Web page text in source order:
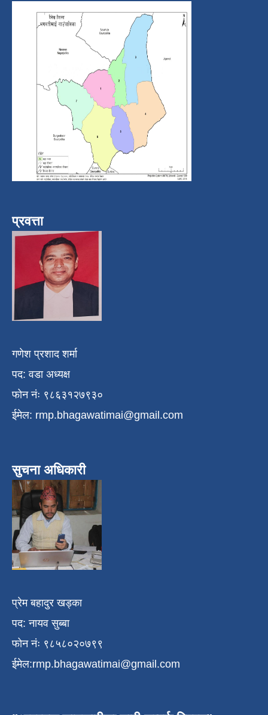
प्रवत्ता
गणेश प्रशाद शर्मा
पद: वडा अध्यक्ष
फोन नंः ९८६३१२७९३०
ईमेल: rmp.bhagawatimai@gmail.com
सुचना अधिकारी
प्रेम बहादुर खड्का
पद: नायव सुब्बा
फोन नंः ९८५८०२०७९९
ईमेल:rmp.bhagawatimai@gmail.com